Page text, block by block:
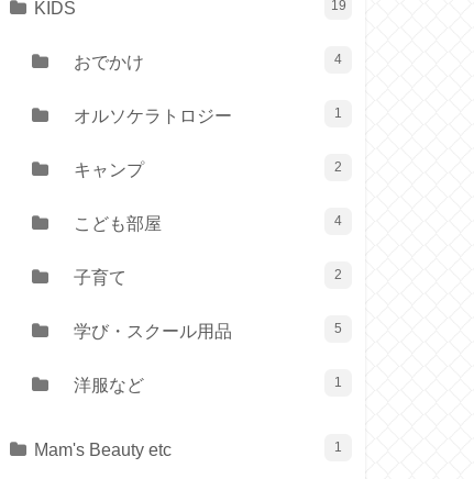
KIDS 19
おでかけ 4
オルソケラトロジー 1
キャンプ 2
こども部屋 4
子育て 2
学び・スクール用品 5
洋服など 1
Mam's Beauty etc 1